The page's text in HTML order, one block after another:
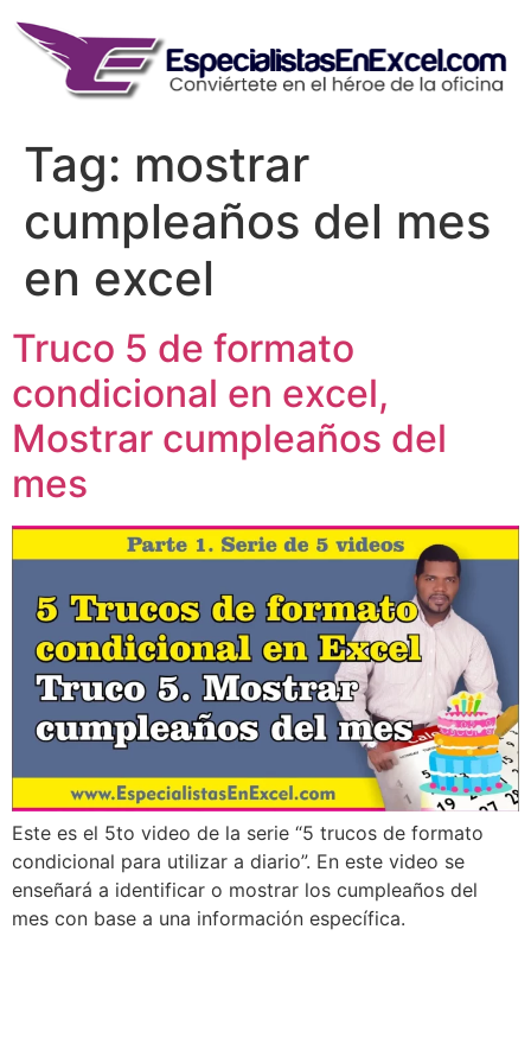
content
Tag: mostrar
cumpleaños del mes
en excel
Truco 5 de formato
condicional en excel,
Mostrar cumpleaños del
mes
Este es el 5to video de la serie “5 trucos de formato
condicional para utilizar a diario”. En este video se
enseñará a identificar o mostrar los cumpleaños del
mes con base a una información específica.